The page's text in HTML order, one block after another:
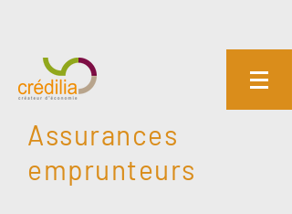
Assurances
emprunteurs